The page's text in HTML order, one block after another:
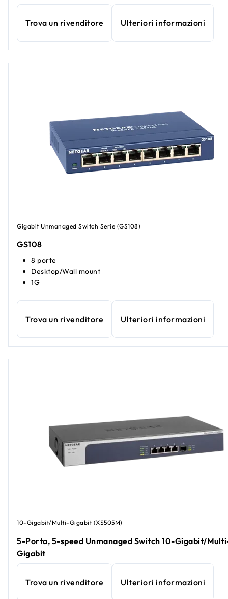
Trova un rivenditore Ulteriori informazioni
Gigabit Unmanaged Switch Serie (GS108)
GS108
8 porte
Desktop/Wall mount
1G
Trova un rivenditore Ulteriori informazioni
10-Gigabit/Multi-Gigabit (XS505M)
5-Porta, 5-speed Unmanaged Switch 10-Gigabit/
Gigabit
Trova un rivenditore Ulteriori informazioni